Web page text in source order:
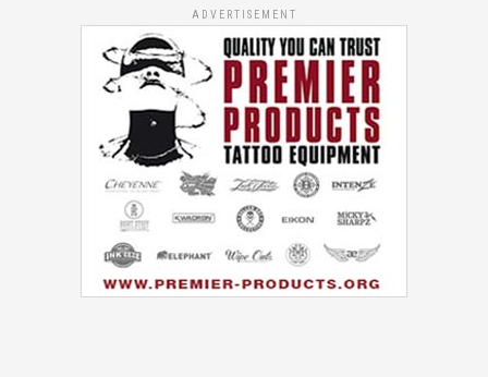
ADVERTISEMENT